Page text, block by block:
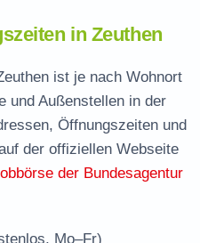
in Zeuthen
Bürgergeld beantragen
– zuständige
in Zeuthen
Jobcenter
in Zeuthen
ist je nach Wohnort
und Außenstellen in der
Öffnungszeiten und
der offiziellen Webseite
der Bundesagentur
Mo–Fr)